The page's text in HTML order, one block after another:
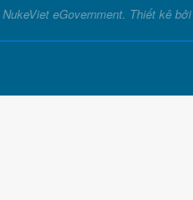
NukeViet eGovernment. Thiết kê bởi